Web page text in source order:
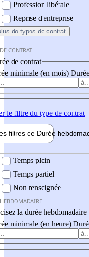
Profession libérale
Reprise d'entreprise
de types de contrat
CONTRAT
de contrat
minimale (en mois)
le filtre du type de contrat
filtres de Durée hebdo
Temps plein
Temps partiel
Non renseignée
la durée hebdomadaire
minimale (en heure)